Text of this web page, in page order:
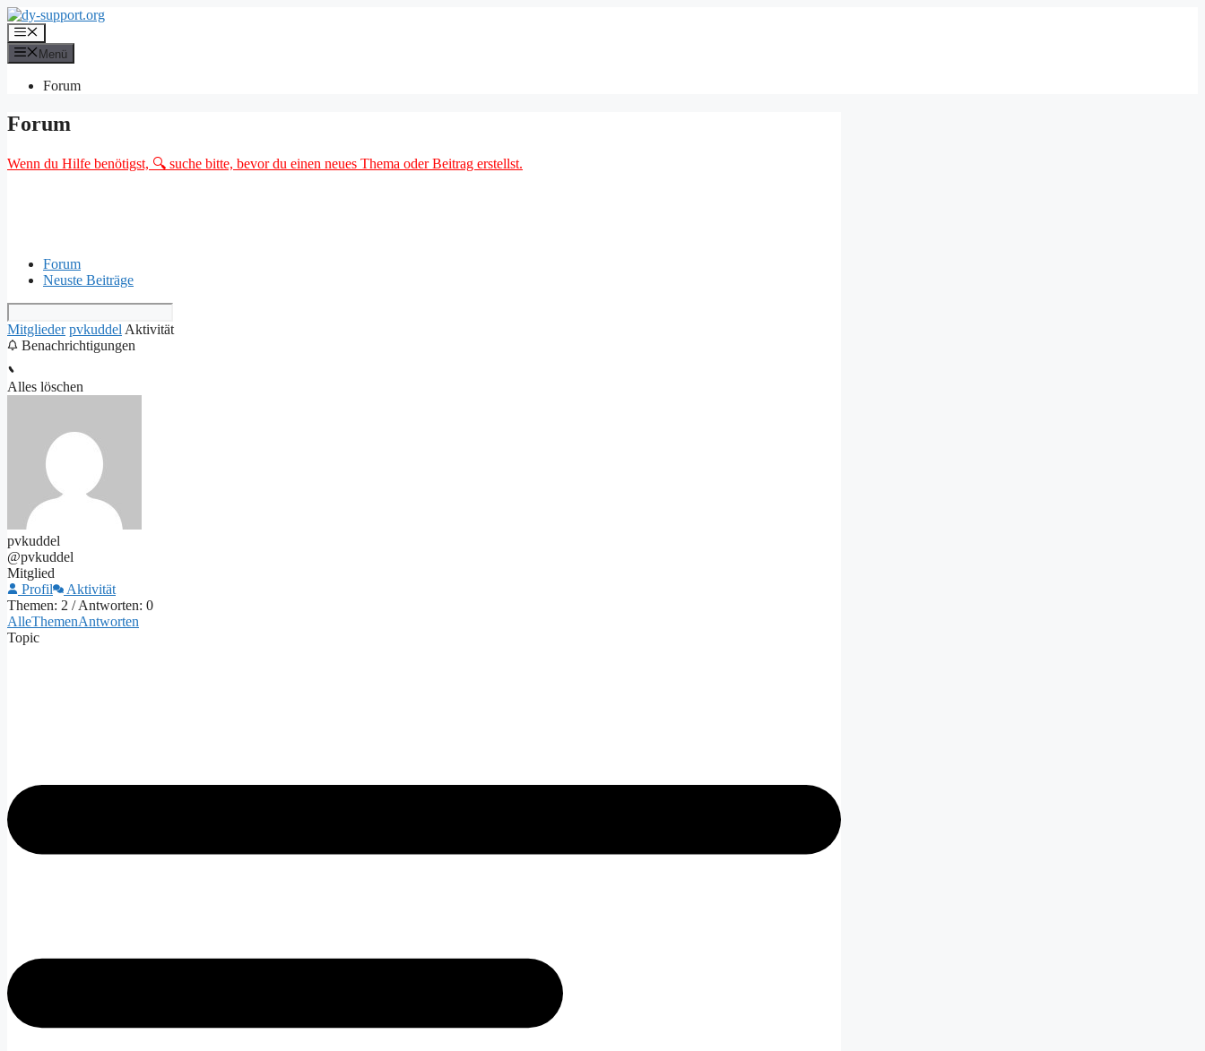
Zum
Inhalt
springen
Menü
Menü
Forum
Forum
Wenn du Hilfe benötigst, 🔍 suche bitte, bevor du einen neues Thema oder Beitrag erstellst.
Forum
Neuste Beiträge
Mitglieder pvkuddelAktivität
Benachrichtigungen
Alles löschen
pvkuddel
@pvkuddel
Mitglied
Profil
Aktivität
Themen: 2 /Antworten: 0
AlleThemenAntworten
Topic